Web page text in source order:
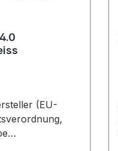
(EU-